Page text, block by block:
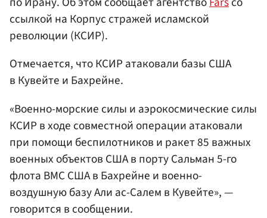
ссылкой на Корпус стражей исламской
революции (КСИР).
Отмечается, что КСИР атаковали базы США
в Кувейте и Бахрейне.
«Военно-морские силы и аэрокосмические силы
КСИР в ходе совместной операции атаковали
при помощи беспилотников и ракет 85 важных
военных объектов США в порту Сальман 5-го
флота ВМС США в Бахрейне и военно-
воздушную базу Али ас-Салем в Кувейте», —
говорится в сообщении.